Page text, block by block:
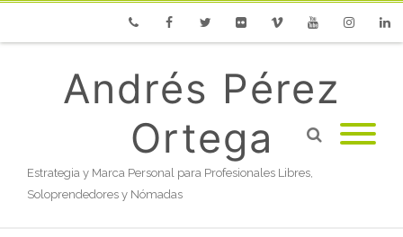
Andrés Pérez
Ortega
Estrategia y Marca Personal para Profesionales Libres,
Soloprendedores y Nómadas